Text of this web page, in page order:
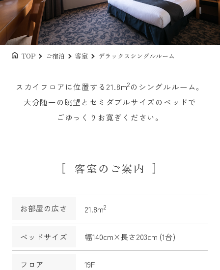
TOP ご宿泊 客室 デラックスシングルルーム
スカイフロアに位置する21.8m2のシングルルーム。
大分随一の眺望とセミダブルサイズのベッドで
ごゆっくりお寛ぎください。
客室のご案内
お部屋の広さ 21.8m2
ベッドサイズ 幅140cm×長さ203cm (1台)
フロア 19F